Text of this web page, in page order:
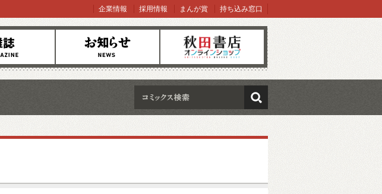
お知らせ オンラインショップ
企業情報 採用情報 まんが賞 持ち込み窓口
検索